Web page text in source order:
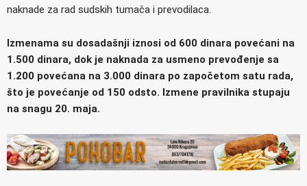
naknade za rad sudskih tumača i prevodilaca.
Izmenama su dosadašnji iznosi od 600 dinara povećani na
1.500 dinara, dok je naknada za usmeno prevođenje sa
1.200 povećana na 3.000 dinara po započetom satu rada,
što je povećanje od 150 odsto. Izmene pravilnika stupaju
na snagu 20. maja.